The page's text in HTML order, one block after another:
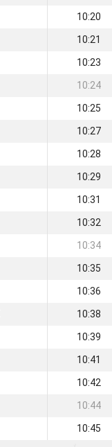
10:20
10:21
10:23
10:24
10:25
10:27
10:28
10:29
10:31
10:32
10:34
10:35
10:36
10:38
10:39
10:41
10:42
10:44
10:45